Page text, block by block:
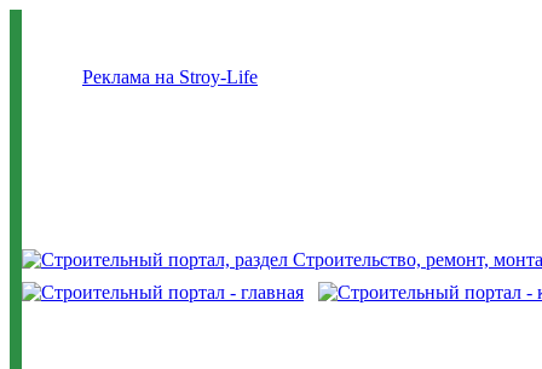
Реклама на Stroy-Life